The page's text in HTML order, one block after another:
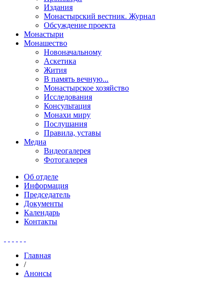
Издания
Монастырский вестник. Журнал
Обсуждение проекта
Монастыри
Монашество
Новоначальному
Аскетика
Жития
В память вечную...
Монастырское хозяйство
Исследования
Консультация
Монахи миру
Послушания
Правила, уставы
Медиа
Видеогалерея
Фотогалерея
Об отделе
Информация
Председатель
Документы
Календарь
Контакты
Главная
/
Анонсы